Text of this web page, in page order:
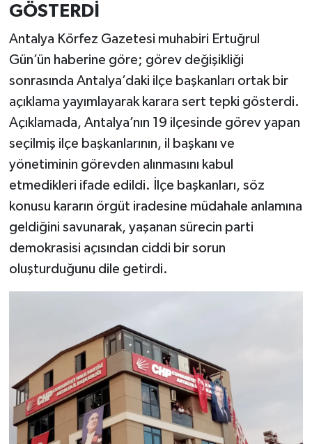
GÖSTERDİ
Antalya Körfez Gazetesi muhabiri Ertuğrul
Gün’ün haberine göre; görev değişikliği
sonrasında Antalya’daki ilçe başkanları ortak bir
açıklama yayımlayarak karara sert tepki gösterdi.
Açıklamada, Antalya’nın 19 ilçesinde görev yapan
seçilmiş ilçe başkanlarının, il başkanı ve
yönetiminin görevden alınmasını kabul
etmedikleri ifade edildi. İlçe başkanları, söz
konusu kararın örgüt iradesine müdahale anlamına
geldiğini savunarak, yaşanan sürecin parti
demokrasisi açısından ciddi bir sorun
oluşturduğunu dile getirdi.